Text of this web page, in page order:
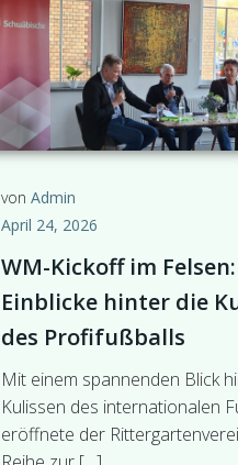
von Admin
April 24, 2026
WM-Kickoff im Felsen:
Einblicke hinter die
des Profifußballs
Mit einem spannenden Blick
Kulissen des internationalen
eröffnete der